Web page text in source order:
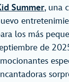
Summer, una
los más
de